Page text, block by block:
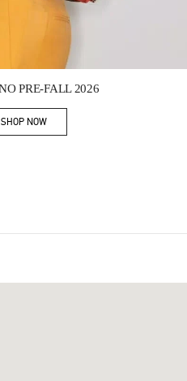
PRE-FALL 2026
SHOP NOWLink Opens in New Tab